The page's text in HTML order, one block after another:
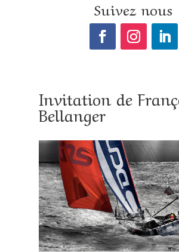
Suivez nous
Invitation de
Bellanger